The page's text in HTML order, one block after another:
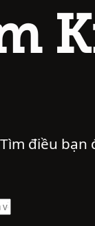
Tìm điều bạn